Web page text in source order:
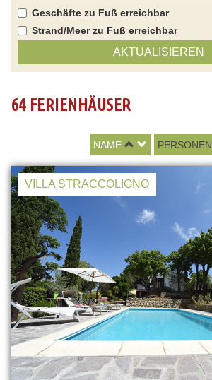
Geschäfte zu Fuß erreichbar
Strand/Meer zu Fuß erreichbar
AKTUALISIEREN
64 FERIENHÄUSER
NAME PERSONEN
VILLA STRACCOLIGNO